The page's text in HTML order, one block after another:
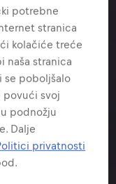
potrebne
stranica
kolačiće treće
naša stranica
se poboljšalo
povući svoj
podnožju
Dalje
privatnosti